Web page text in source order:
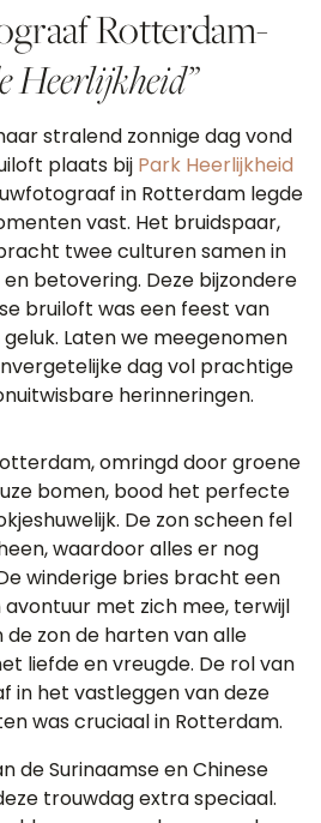
Rotterdam-
Heerlijkheid”
stralend zonnige dag vond
plaats bij Park Heerlijkheid
in Rotterdam legde
vast. Het bruidspaar,
twee culturen samen in
betovering. Deze bijzondere
bruiloft was een feest van
Laten we meegenomen
dag vol prachtige
herinneringen.
omringd door groene
bomen, bood het perfecte
De zon scheen fel
waardoor alles er nog
winderige bries bracht een
avontuur met zich mee, terwijl
zon de harten van alle
liefde en vreugde. De rol van
in het vastleggen van deze
was cruciaal in Rotterdam.
de Surinaamse en Chinese
trouwdag extra speciaal.